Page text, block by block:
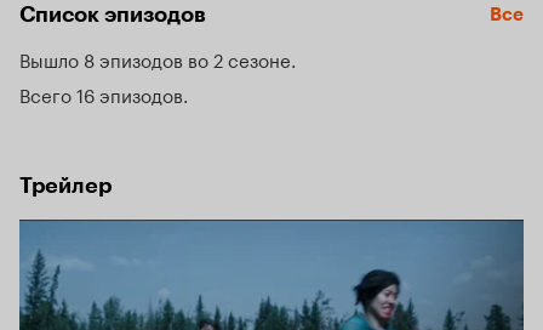
Список эпизодов Все
Вышло 8 эпизодов во 2 сезоне
Всего 16 эпизодов
Трейлер